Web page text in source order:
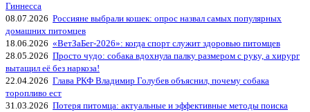
Гиннесса
08.07.2026 Россияне выбрали кошек: опрос назвал самых популярных
домашних питомцев
18.06.2026 «ВетЗаБег‑2026»: когда спорт служит здоровью питомцев
28.05.2026 Просто чудо: собака вдохнула палку размером с руку, а хирург
вытащил её без наркоза!
22.04.2026 Глава РКФ Владимир Голубев объяснил, почему собака
торопливо ест
31.03.2026 Потеря питомца: актуальные и эффективные методы поиска